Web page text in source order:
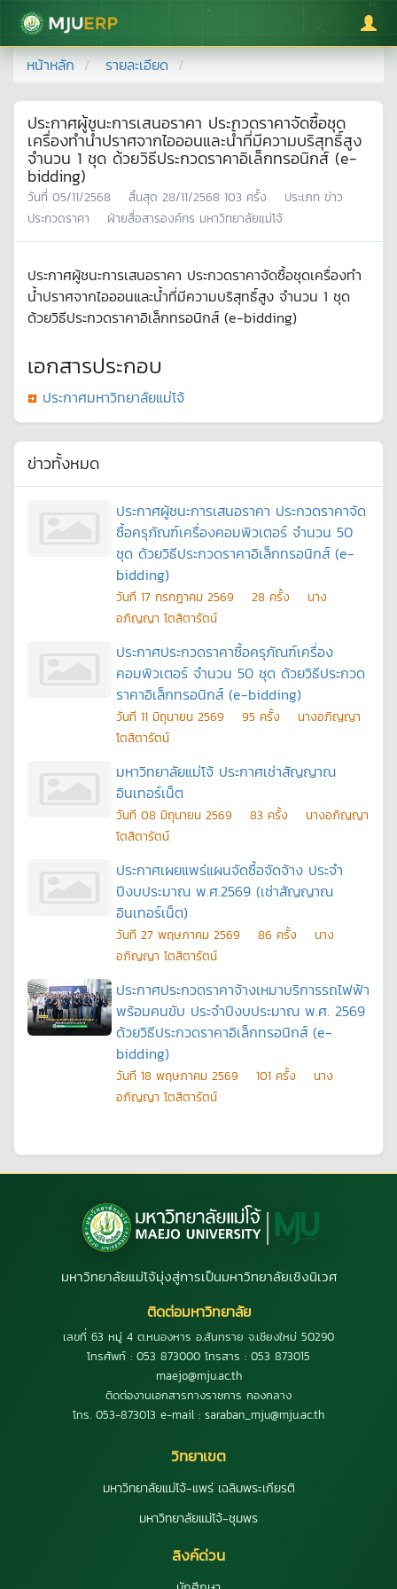
มหาวิทยาลัยแม่โจ้
หน้าหลัก รายละเอียด
ประกาศผู้ชนะการเสนอราคา ประกวดราคาจัดซื้อชุด
เครื่องทำน้ำปราศจากไอออนและน้ำที่มีความบริสุทธิ์สูง
จำนวน 1 ชุด ด้วยวิธีประกวดราคาอิเล็กทรอนิกส์ (e-
bidding)
วันที่ 05/11/2568 สิ้นสุด 28/11/2568 103 ครั้ง ประเภท ข่าว
ประกวดราคา
ฝ่ายสื่อสารองค์กร มหาวิทยาลัยแม่โจ้
ประกาศผู้ชนะการเสนอราคา ประกวดราคาจัดซื้อชุดเครื่องทำ
น้ำปราศจากไอออนและน้ำที่มีความบริสุทธิ์สูง จำนวน 1 ชุด
ด้วยวิธีประกวดราคาอิเล็กทรอนิกส์ (e-bidding)
เอกสารประกอบ
ประกาศมหาวิทยาลัยแม่โจ้
ข่าวทั้งหมด
ประกาศผู้ชนะการเสนอราคา ประกวดราคาจัด
ซื้อครุภัณฑ์เครื่องคอมพิวเตอร์ จำนวน 50
ชุด ด้วยวิธีประกวดราคาอิเล็กทรอนิกส์ (e-
bidding)
วันที 17 กรกฎาคม 2569 28 ครั้ง
นาง
อภิญญา โตสิตารัตน์
ประกาศประกวดราคาซื้อครุภัณฑ์เครื่อง
คอมพิวเตอร์ จำนวน 50 ชุด ด้วยวิธีประกวด
ราคาอิเล็กทรอนิกส์ (e-bidding)
วันที 11 มิถุนายน 2569 95 ครั้ง
นางอภิญญา
โตสิตารัตน์
มหาวิทยาลัยแม่โจ้ ประกาศเช่าสัญญาณ
อินเทอร์เน็ต
วันที 08 มิถุนายน 2569 83 ครั้ง
นางอภิญญา
โตสิตารัตน์
ประกาศเผยแพร่แผนจัดซื้อจัดจ้าง ประจำ
ปีงบประมาณ พ.ศ.2569 (เช่าสัญญาณ
อินเทอร์เน็ต)
วันที 27 พฤษภาคม 2569 86 ครั้ง
นาง
อภิญญา โตสิตารัตน์
ประกาศประกวดราคาจ้างเหมาบริการรถไฟฟ้า
พร้อมคนขับ ประจำปีงบประมาณ พ.ศ. 2569
ด้วยวิธีประกวดราคาอิเล็กทรอนิกส์ (e-
bidding)
วันที 18 พฤษภาคม 2569 101 ครั้ง
นาง
อภิญญา โตสิตารัตน์
มหาวิทยาลัยแม่โจ้มุ่งสู่การเป็นมหาวิทยาลัยเชิงนิเวศ
ติดต่อมหาวิทยาลัย
เลขที่ 63 หมู่ 4 ต.หนองหาร อ.สันทราย จ.เชียงใหม่ 50290
โทรศัพท์ : 053 873000 โทรสาร : 053 873015
maejo@mju.ac.th
ติดต่องานเอกสารทางราชการ กองกลาง
โทร. 053-873013 e-mail : saraban_mju@mju.ac.th
วิทยาเขต
มหาวิทยาลัยแม่โจ้-แพร่ เฉลิมพระเกียรติ
มหาวิทยาลัยแม่โจ้-ชุมพร
ลิงค์ด่วน